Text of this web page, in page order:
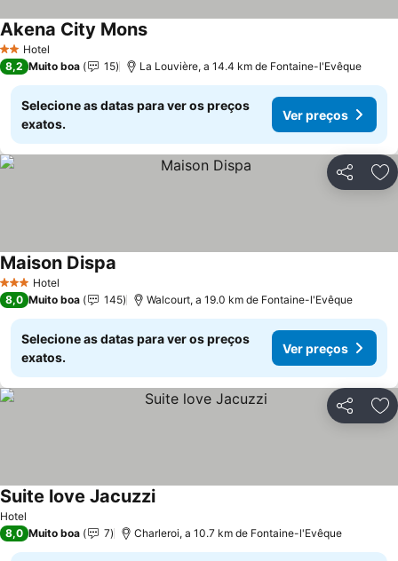
2 Estrelas
Hotel
Akena City MonsVer preços
8,2 Muito boa 15 La Louvière, a 14.4 km de Fontaine-l'Evêque
Selecione as datas para ver os preços
exatos.
Ver preços
Partilhar
3 EstrelasHotel
Maison Dispa
8,0 Muito boa 145 Walcourt, a 19.0 km de Fontaine-l'Evêque
Selecione as datas para ver os preços
exatos.
Ver preços
Partilhar
Hotel
Suite love JacuzziVer preços
8,0 Muito boa 7 Charleroi, a 10.7 km de Fontaine-l'Evêque